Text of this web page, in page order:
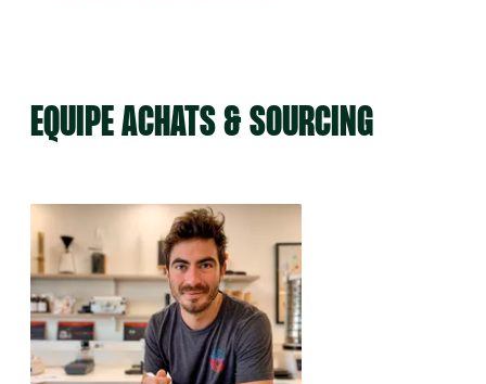
EQUIPE ACHATS & SOURCING